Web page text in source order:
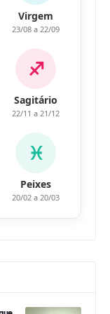
Virgem
23/08 a 22/09
♐
Sagitário
22/11 a 21/12
♓
Peixes
20/02 a 20/03